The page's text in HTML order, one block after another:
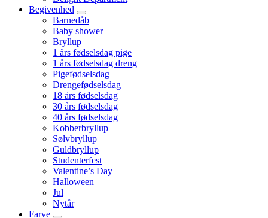
Begivenhed
Barnedåb
Baby shower
Bryllup
1 års fødselsdag pige
1 års fødselsdag dreng
Pigefødselsdag
Drengefødselsdag
18 års fødselsdag
30 års fødselsdag
40 års fødselsdag
Kobberbryllup
Sølvbryllup
Guldbryllup
Studenterfest
Valentine’s Day
Halloween
Jul
Nytår
Farve